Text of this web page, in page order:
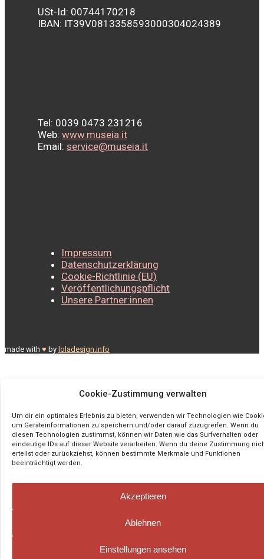
Cookie-Zustimmung verwalten
Um dir ein optimales Erlebnis zu bieten, verwenden wir Technologien wie
um Geräteinformationen zu speichern und/oder darauf zuzugreifen. Wenn du
diesen Technologien zustimmst, können wir Daten wie das Surfverhalten oder
eindeutige IDs auf dieser Website verarbeiten. Wenn du deine Zustimmung
erteilst oder zurückziehst, können bestimmte Merkmale und Funktionen
beeinträchtigt werden.
Akzeptieren
Ablehnen
Einstellungen ansehen
USt-Id: 00744170218
IBAN: IT39V0813358593000304024389
Tel: 0039 0473 231216
Web: www.museia.it
Email: service@museia.it
Impressum
Datenschutzerklärung
Cookie-Richtlinie (EU)
Veröffentlichungspflicht
Unsere Partner:innen
made with ♥ by loladesign.info